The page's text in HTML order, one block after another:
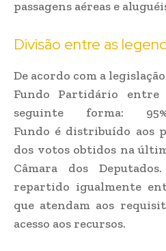
passagens aéreas e
Divisão entre as
De acordo com a
Fundo Partidário
seguinte forma:
Fundo é distribuído aos
dos votos obtidos na
Câmara dos
repartido igualmente
que atendam aos
acesso aos recursos.